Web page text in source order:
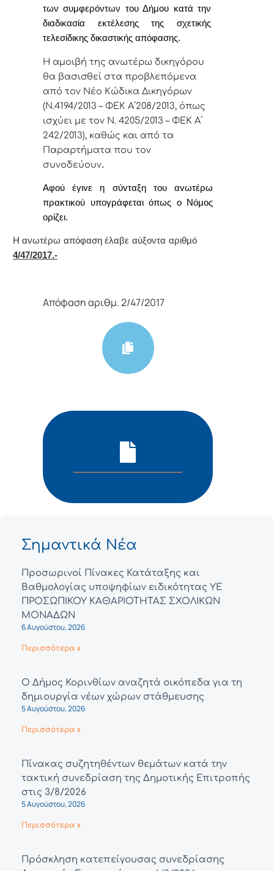
των συμφερόντων του Δήμου κατά την
διαδικασία εκτέλεσης της σχετικής
τελεσίδικης δικαστικής απόφασης.
Η αμοιβή της ανωτέρω δικηγόρου
θα βασισθεί στα προβλεπόμενα
από τον Νέο Κώδικα Δικηγόρων
(Ν.4194/2013 – ΦΕΚ Α΄208/2013, όπως
ισχύει με τον Ν. 4205/2013 – ΦΕΚ Α΄
242/2013), καθώς και από τα
Παραρτήματα που τον
συνοδεύουν.
Αφoύ έγιvε η σύvταξη τoυ αvωτέρω
πρακτικoύ υπoγράφεται όπως o Νόμoς
oρίζει.
Η αvωτέρω απόφαση έλαβε αύξοντα αριθμό
4/47/2017.-
Απόφαση αριθμ. 2/47/2017
Σημαντικά Νέα
Προσωρινοί Πίνακες Κατάταξης και
Βαθμολογίας υποψηφίων ειδικότητας ΥΕ
ΠΡΟΣΩΠΙΚΟΥ ΚΑΘΑΡΙΟΤΗΤΑΣ ΣΧΟΛΙΚΩΝ
ΜΟΝΑΔΩΝ
6 Αυγούστου, 2026
Περισσότερα »
Ο Δήμος Κορινθίων αναζητά οικόπεδα για τη
δημιουργία νέων χώρων στάθμευσης
5 Αυγούστου, 2026
Περισσότερα »
Πίνακας συζητηθέντων θεμάτων κατά την
τακτική συνεδρίαση της Δημοτικής Επιτροπής
στις 3/8/2026
5 Αυγούστου, 2026
Περισσότερα »
Πρόσκληση κατεπείγουσας συνεδρίασης